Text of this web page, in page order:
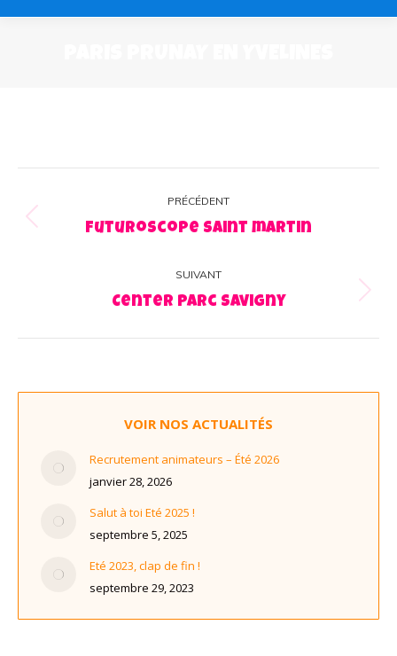
album
PRÉCÉDENT
Album
:
Futuroscope saint martin
SUIVANT
Album
Center Parc Savigny
VOIR NOS ACTUALITÉS
Recrutement animateurs – Été 2026
janvier 28, 2026
Salut à toi Eté 2025 !
septembre 5, 2025
Eté 2023, clap de fin !
septembre 29, 2023